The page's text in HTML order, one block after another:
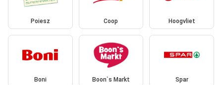
Poiesz Coop Hoogvliet
Boni Boon`s Markt Spar